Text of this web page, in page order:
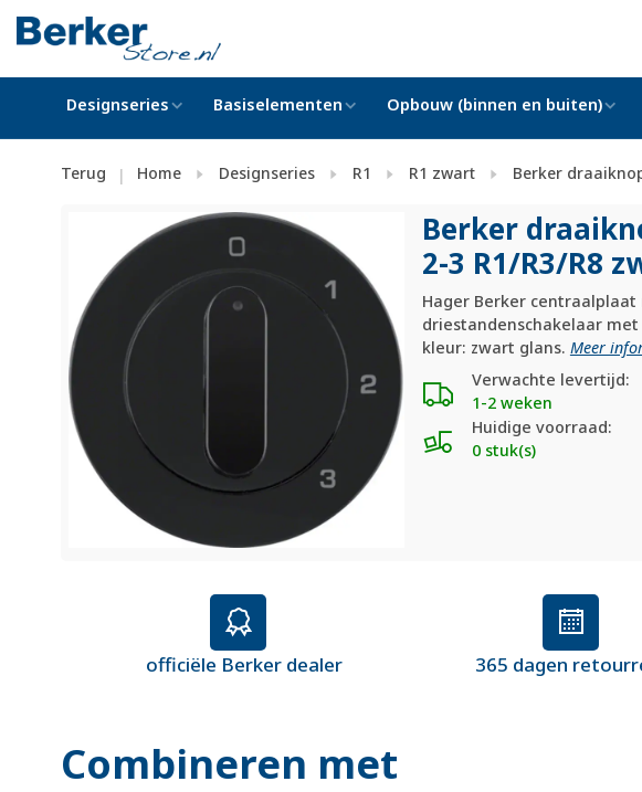
Designseries Basiselementen Opbouw (binnen en buiten)
Terug | Home Designseries R1 R1 zwart Berker
Berker
2-3 R1/R3/R8
Hager Berker
driestandenschakelaar met
kleur: zwart glans. Meer
Verwachte levertijd:
1-2 weken
Huidige voorraad:
0 stuk(s)
officiële Berker dealer 365 dagen
Combineren met